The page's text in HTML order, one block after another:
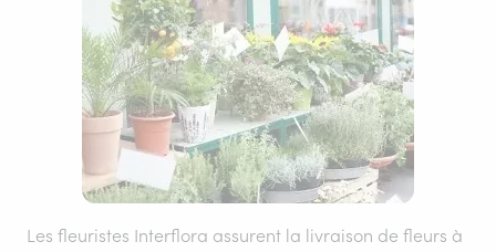
Les fleuristes Interflora assurent la livraison de fleurs à